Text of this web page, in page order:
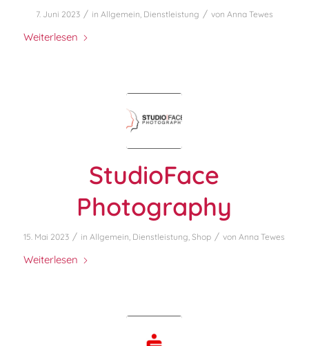
7. Juni 2023 / in Allgemein, Dienstleistung / von Anna Tewes
Weiterlesen
StudioFace
Photography
15. Mai 2023 / inAllgemein, Dienstleistung,Shop / vonAnna Tewes
Weiterlesen